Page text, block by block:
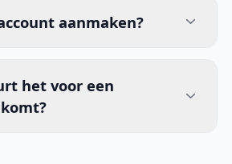
aanmaken?
het voor een